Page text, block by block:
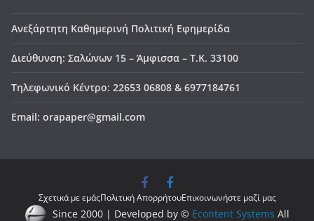
Ανεξάρτητη Καθημερινή Πολιτική Εφημερίδα
Διεύθυνση: Σαλώνων 15 – Άμφισσα – Τ.Κ. 33100
Τηλεφωνικό Κέντρο: 22653 06808 & 6977184761
Email: orapaper@gmail.com
Σχετικά με εμάςΠολιτική ΑπορρήτουΕπικοινωνήστε μαζί μας
Since 2000 | Developed by © Econtent Systems All